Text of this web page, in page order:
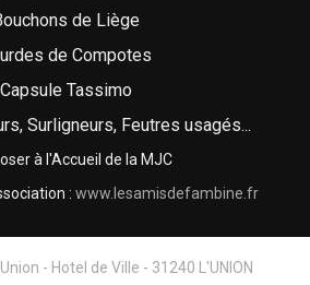
de Liège
de Compotes
Capsule Tassimo
Surligneurs, Feutres usagés...
à l'Accueil de la MJC
: www.lesamisdefambine.fr
- Hotel de Ville - 31240 L'UNION